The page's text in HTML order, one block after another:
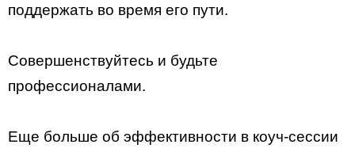
поддержать во время его пути.
Совершенствуйтесь и будьте
профессионалами.
Еще больше об эффективности в коуч-сессии